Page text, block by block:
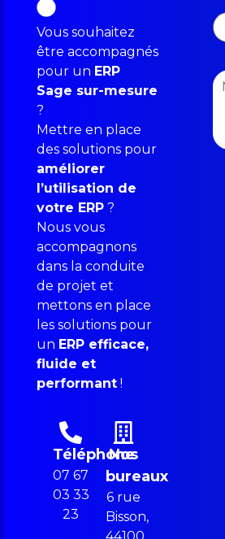
Vous souhaitez
être accompagnés
pour un ERP
Sage sur-mesure
?
Mettre en place
des solutions pour
améliorer
l’utilisation de
votre ERP?
Nous vous
accompagnons
dans la conduite
de projet et
mettons en place
les solutions pour
un ERP efficace,
fluide et
performant!
Téléphone
07 67
03 33
23
Nos
bureaux
6 rue
Bisson,